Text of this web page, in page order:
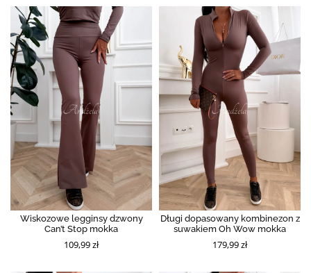
Wiskozowe legginsy dzwony
Can’t Stop mokka
109,99 zł
Długi dopasowany kombinezon z
suwakiem Oh Wow mokka
179,99 zł